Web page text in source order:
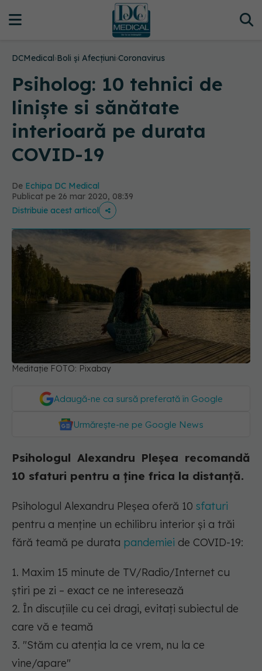
DCMedical›Boli și Afecțiuni›Coronavirus
Psiholog: 10 tehnici de
liniște si sănătate
interioară pe durata
COVID-19
De Echipa DC Medical
Publicat pe 26 mar 2020, 08:39
Distribuie acest articol
Meditație FOTO: Pixabay
Adaugă-ne ca sursă preferată în Google
Urmărește-ne pe Google News
Psihologul Alexandru Pleşea recomandă
10 sfaturi pentru a ține frica la distanță.
Psihologul Alexandru Pleșea oferă 10 sfaturi
pentru a menține un echilibru interior și a trăi
fără teamă pe durata pandemiei de COVID-19:
1. Maxim 15 minute de TV/Radio/Internet cu
știri pe zi – exact ce ne interesează
2. În discuțiile cu cei dragi, evitați subiectul de
care vă e teamă
3. "Stăm cu atenția la ce vrem, nu la ce
vine/apare"